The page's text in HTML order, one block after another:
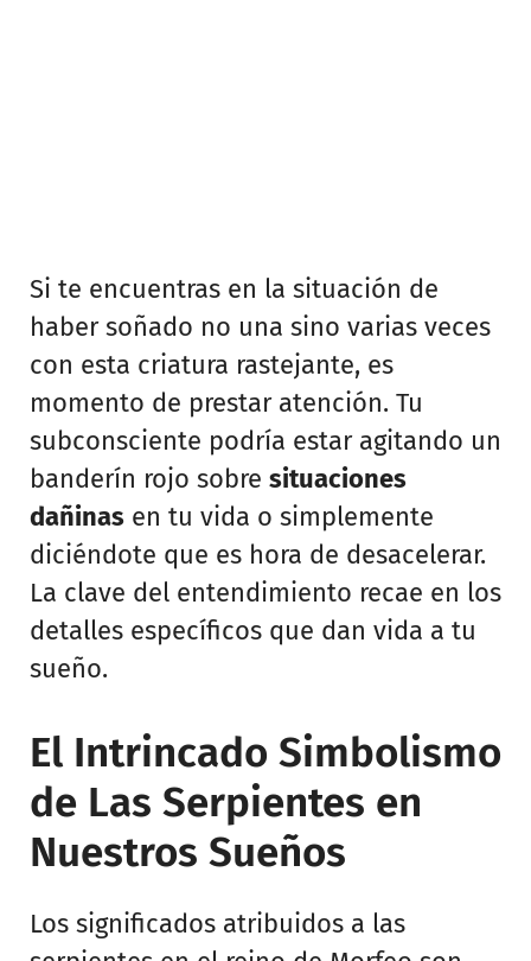
Si te encuentras en la situación de
haber soñado no una sino varias veces
con esta criatura rastejante, es
momento de prestar atención. Tu
subconsciente podría estar agitando un
banderín rojo sobre situaciones
dañinas en tu vida o simplemente
diciéndote que es hora de desacelerar.
La clave del entendimiento recae en los
detalles específicos que dan vida a tu
sueño.
El Intrincado Simbolismo
de Las Serpientes en
Nuestros Sueños
Los significados atribuidos a las